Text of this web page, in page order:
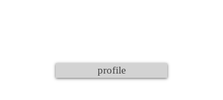
profile